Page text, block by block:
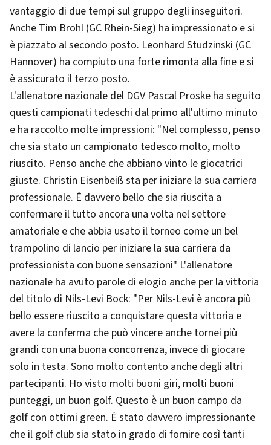
vantaggio di due tempi sul gruppo degli inseguitori.
Anche Tim Brohl (GC Rhein-Sieg) ha impressionato e si
è piazzato al secondo posto. Leonhard Studzinski (GC
Hannover) ha compiuto una forte rimonta alla fine e si
è assicurato il terzo posto.
L'allenatore nazionale del DGV Pascal Proske ha seguito
questi campionati tedeschi dal primo all'ultimo minuto
e ha raccolto molte impressioni: "Nel complesso, penso
che sia stato un campionato tedesco molto, molto
riuscito. Penso anche che abbiano vinto le giocatrici
giuste. Christin Eisenbeiß sta per iniziare la sua carriera
professionale. È davvero bello che sia riuscita a
confermare il tutto ancora una volta nel settore
amatoriale e che abbia usato il torneo come un bel
trampolino di lancio per iniziare la sua carriera da
professionista con buone sensazioni" L'allenatore
nazionale ha avuto parole di elogio anche per la vittoria
del titolo di Nils-Levi Bock: "Per Nils-Levi è ancora più
bello essere riuscito a conquistare questa vittoria e
avere la conferma che può vincere anche tornei più
grandi con una buona concorrenza, invece di giocare
solo in testa. Sono molto contento anche degli altri
partecipanti. Ho visto molti buoni giri, molti buoni
punteggi, un buon golf. Questo è un buon campo da
golf con ottimi green. È stato davvero impressionante
che il golf club sia stato in grado di fornire così tanti